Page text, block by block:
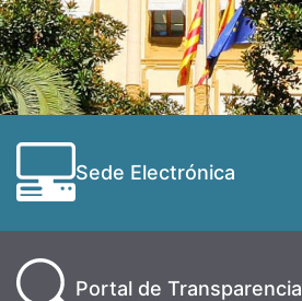
Sede Electrónica
Portal de Transparencia